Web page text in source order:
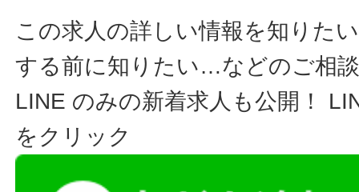
この求人の詳しい情報を知りた
する前に知りたい…などのご相
LINE のみの新着求人も公開！
をクリック